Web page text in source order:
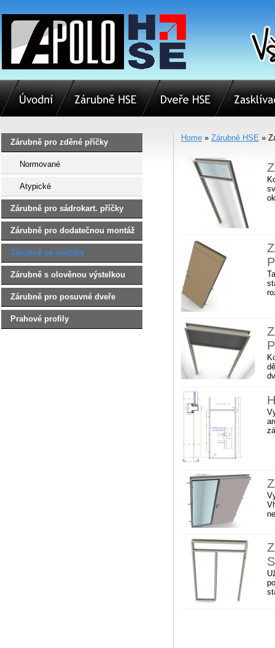
Zárubně pro zděné příčky
Normované
Atypické
Zárubně pro sádrokart. příčky
Zárubně pro dodatečnou montáž
Zárubně se světlíky
Zárubně s olověnou výstelkou
Zárubně pro posuvné dveře
Prahové profily
Home » Zárubně HSE »